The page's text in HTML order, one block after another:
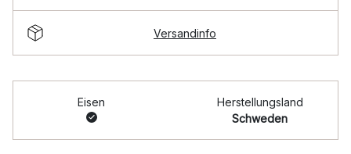
Versandinfo
Eisen
Herstellungsland
Schweden